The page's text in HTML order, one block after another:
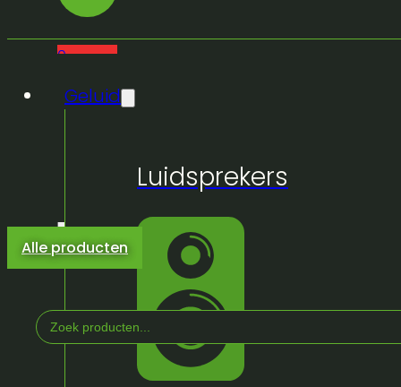
0
Geluid
Luidsprekers
Alle producten
Search
...
/ Winkel/Geluid Micro's/IEM en